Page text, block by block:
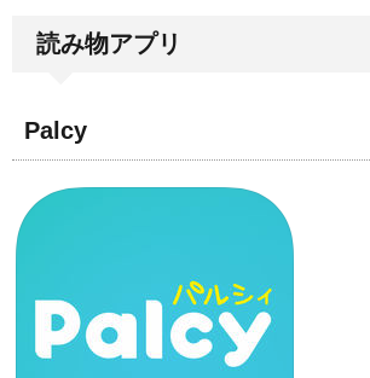
読み物アプリ
Palcy